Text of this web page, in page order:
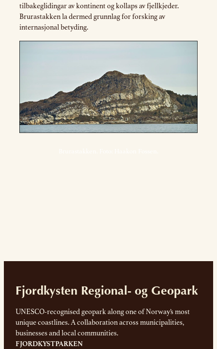
tilbakeglidingar av kontinent og kollaps av fjellkjeder.
Brurastakken la dermed grunnlag for forsking av
internasjonal betyding.
Fjordkysten Regional- og Geopark
UNESCO-recognised geopark along one of Norway’s most
unique coastlines. A collaboration across municipalities,
businesses and local communities.
FJORDKYSTPARKEN